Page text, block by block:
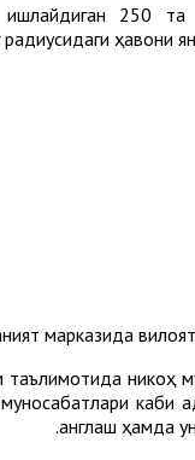
250
ҳавони
марказида
никоҳ
англаш ҳамда